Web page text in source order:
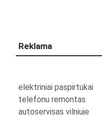
Reklama
elektriniai paspirtukai
telefonu remontas
autoservisas vilniuje